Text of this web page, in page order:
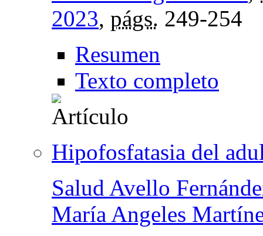
2023, págs. 249-254
Resumen
Texto completo
Hipofosfatasia del
Salud Avello
María Angeles